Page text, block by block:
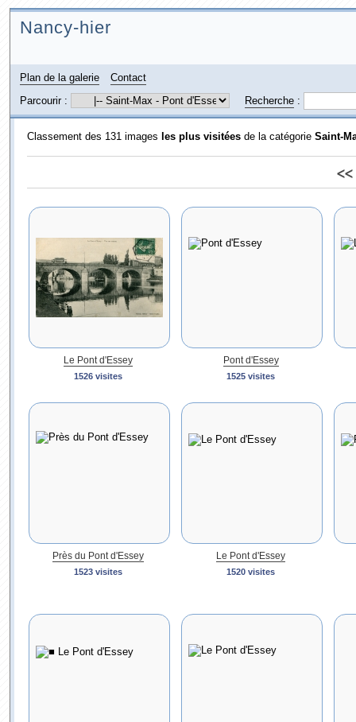
Nancy-hier
Plan de la galerie
Contact
Parcourir :
Recherche:
Classement des 131 images les plus visitéesde la catégorie Saint-
<<
Le Pont d'Essey
1526 visites
Pont d'Essey
1525 visites
Près du Pont d'Essey
1523 visites
Le Pont d'Essey
1520 visites